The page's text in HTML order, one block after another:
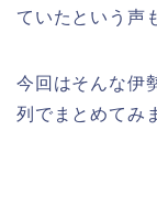
ていたという声
今回はそんな伊
列でまとめてみ